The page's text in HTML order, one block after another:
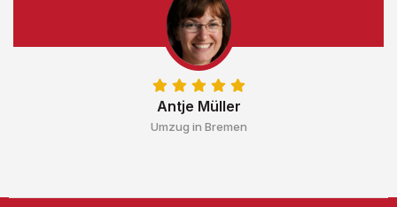
Antje Müller
Umzug in Bremen